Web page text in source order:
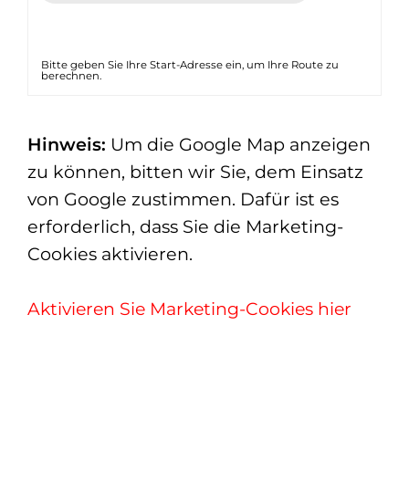
Bitte geben Sie Ihre Start-Adresse ein, um Ihre Route zu
berechnen.
Hinweis: Um die Google Map anzeigen
zu können, bitten wir Sie, dem Einsatz
von Google zustimmen. Dafür ist es
erforderlich, dass Sie die Marketing-
Cookies aktivieren.
Aktivieren Sie Marketing-Cookies hier